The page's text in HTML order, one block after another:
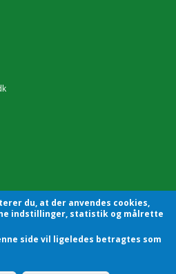
Chefforening | Sekretariatet |
du, at der anvendes cookies,
indstillinger, statistik og målrette
side vil ligeledes betragtes som